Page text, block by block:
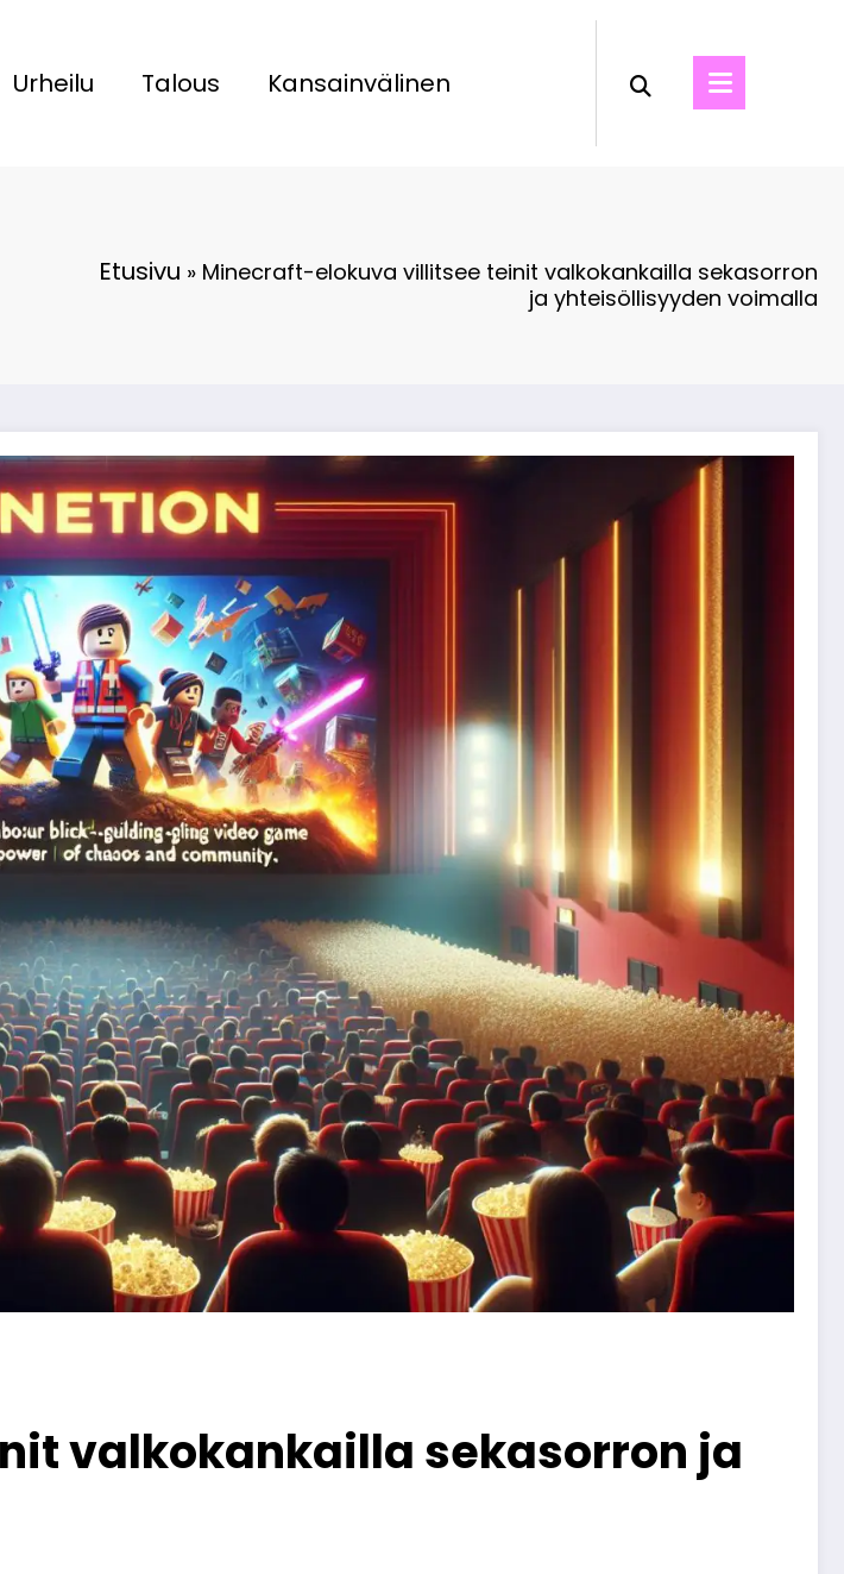
Urheilu Talous Kansainvälinen
Etusivu » Minecraft-elokuva villitsee teinit valkokankailla sekasorron
ja yhteisöllisyyden voimalla
valkokankailla sekasorron ja